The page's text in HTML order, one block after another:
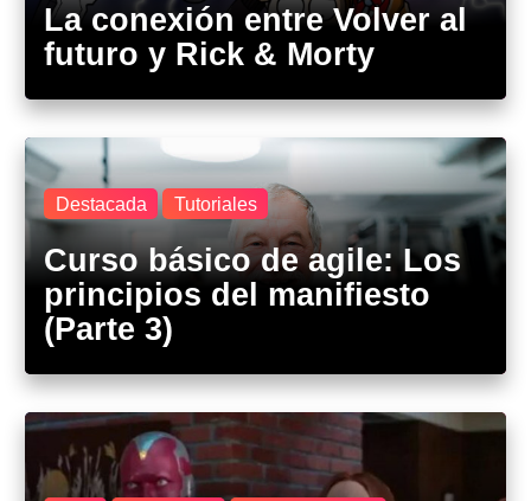
La conexión entre Volver al
futuro y Rick & Morty
Destacada Tutoriales
Curso básico de agile: Los
principios del manifiesto
(Parte 3)